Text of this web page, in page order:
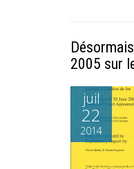
2005 sur
juil
22
2014